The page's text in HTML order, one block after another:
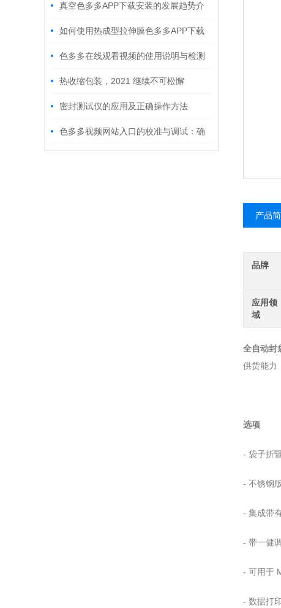
真空色多多APP下载安装的发展趋势介
绍 如何使用热成型拉伸膜色多多APP下载
安装能延长其使用寿命？
色多多在线观看视频的使用说明与检测
热收缩包装，2021 继续不可松懈
密封测试仪的应用及正确操作方法
色多多视频网站入口的校准与调试：确
产品
品牌
应用领
域
全自动封
供货能力
选项
- 袋子折
- 不锈钢
- 集成带
- 带一健
- 可用于
- 数据打